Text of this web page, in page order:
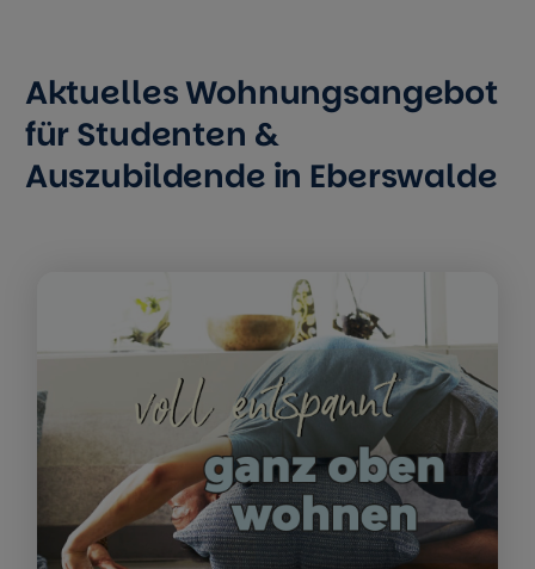
Aktuelles Wohnungsangebot
für Studenten &
Auszubildende in Eberswalde